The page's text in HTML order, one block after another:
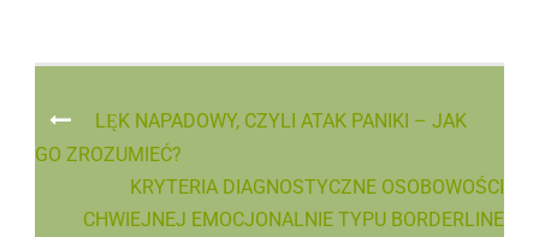
LĘK NAPADOWY, CZYLI ATAK PANIKI – JAK
GO ZROZUMIEĆ?
KRYTERIA DIAGNOSTYCZNE OSOBOWOŚCI
CHWIEJNEJ EMOCJONALNIE TYPU BORDERLINE